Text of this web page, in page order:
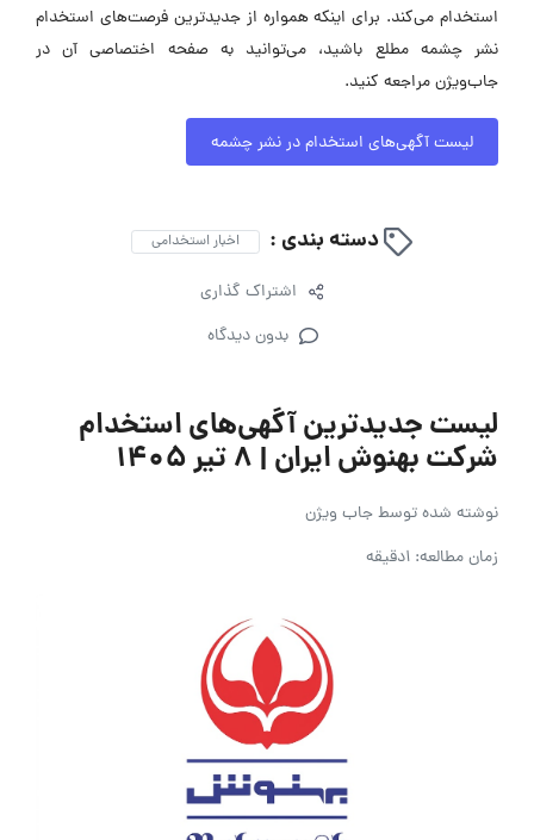
استخدام می‌کند. برای اینکه همواره از جدیدترین فرصت‌های استخدام
نشر چشمه مطلع باشید، می‌توانید به صفحه اختصاصی آن در
جاب‌ویژن مراجعه کنید.
لیست آگهی‌های استخدام در نشر چشمه
دسته بندی : اخبار استخدامی
اشتراک گذاری
بدون دیدگاه
لیست جدیدترین آگهی‌های استخدام
شرکت بهنوش ایران | ۸ تیر ۱۴۰۵
نوشته شده توسطجاب ویژن
زمان مطالعه: 1دقیقه